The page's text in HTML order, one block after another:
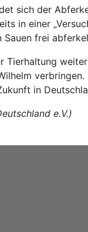
sich der
in einer
frei
Tierhaltung
in
e.V.)